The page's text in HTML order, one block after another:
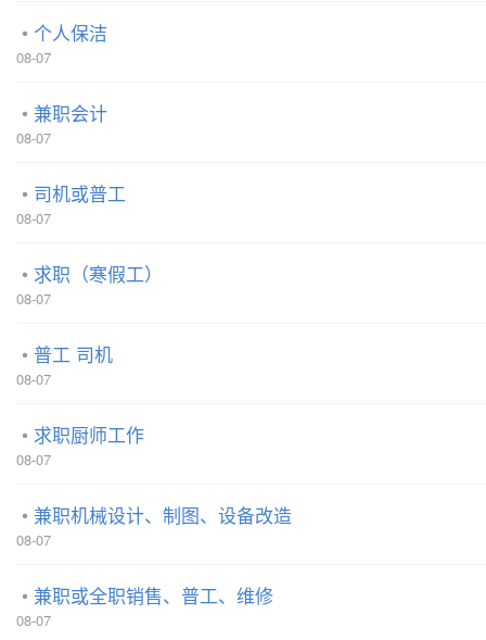
个人保洁
08-07
兼职会计
08-07
司机或普工
08-07
求职（寒假工）
08-07
普工 司机
08-07
求职厨师工作
08-07
兼职机械设计、制图、设备改造
08-07
兼职或全职销售、普工、维修
08-07